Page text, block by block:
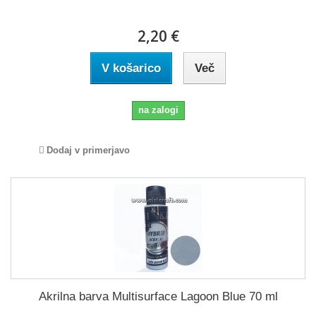
2,20 €
V košarico Več
na zalogi
Dodaj v primerjavo
Akrilna barva Multisurface Lagoon Blue 70 ml